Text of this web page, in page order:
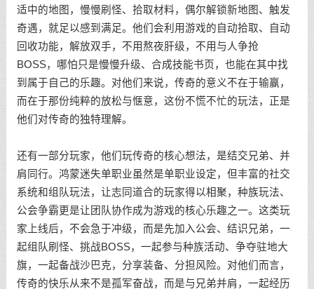
适中的地图，慢慢刷怪、拾取材料，偶尔解锁新地图、触发
奇遇，就足以感到满足。他们会利用游戏的自动拾取、自动
回收功能，解放双手，不用熬夜肝级，不用与人争抢
BOSS，哪怕只是慢慢升级、合成技能书页，也能在其中找
到属于自己的乐趣。对他们来说，传奇的意义不在于输赢，
而在于那份纯粹的放松与惬意，这份不慌不忙的玩法，正是
他们对传奇的独特理解。
还有一部分玩家，他们玩传奇的核心想法，是结交兄弟、并
肩同行。鸿蒙迷失单职业虽然是单职业设定，但丰富的社交
系统和组队玩法，让志同道合的玩家得以相聚，种族玩法、
公会争霸更是让团队协作成为游戏的核心乐趣之一。这类玩
家上线后，不会急于冲级，而是先加入公会、结识兄弟，一
起组队刷怪、挑战BOSS，一起参与种族活动、争夺驻地大
旗，一起备战沙巴克，分享装备、分担风险。对他们而言，
传奇的快乐从来不是孤军奋战，而是与兄弟并肩，一起经历